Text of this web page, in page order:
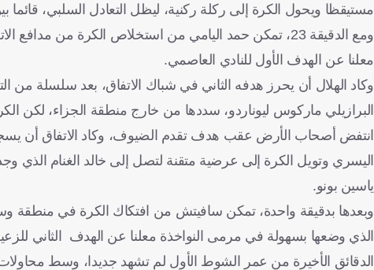
مستيقظا ويحول الكرة إلى ركلة ركنية، ليظل التعادل السلبي، قائما
ومع الدقيقة 23، تمكن حمد اليامي من استخلاص الكرة من
معلنا عن الهدف الأول للنادي العاصمي.
وكاد الهلال أن يحرز هدفه الثاني في شباك الاتفاق، بعد سلسلة
البرازيلي ماركوس ليوناردو، سددها من خارج منطقة الجزاء، لكن
اليسري وتويل الكرة إلى عرضية متقنة لتصل إلى خالد الغنام الذي
ياسين بونو.
وبعدها بدقيقة واحدة، تمكن سافيتش من افتكاك الكرة في منطقة
الذي وضعها بسهولة في مرمى النواخذة معلنا عن الهدف الثاني
الدقائق الأخيرة من عمر الشوط الأول لم تشهد جديدا، وسط